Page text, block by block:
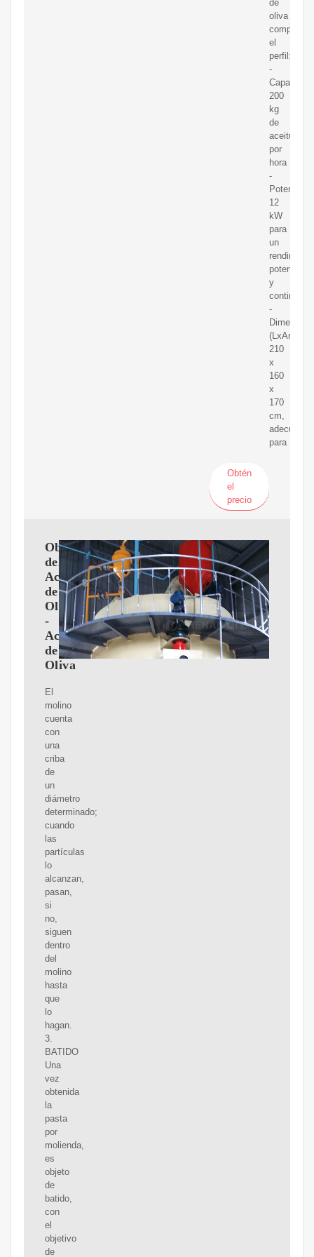
de
oliva
completan
el
perfil:
-
Capacidad:
200
kg
de
aceitunas
por
hora
-
Potencia:
12
kW
para
un
potente
y
continuo
-
(LxAnxAl):
210
x
160
x
170
cm,
adecuadas
para
Obtén
el
precio
Obtención
del
Aceite
de
Oliva
-
Aceite
de
Oliva
El
molino
cuenta
con
una
criba
de
un
diámetro
determinado;
cuando
las
partículas
lo
alcanzan,
pasan,
si
no,
siguen
dentro
del
molino
hasta
que
lo
hagan.
3.
BATIDO
Una
vez
obtenida
la
pasta
por
molienda,
es
objeto
de
batido,
con
el
objetivo
de